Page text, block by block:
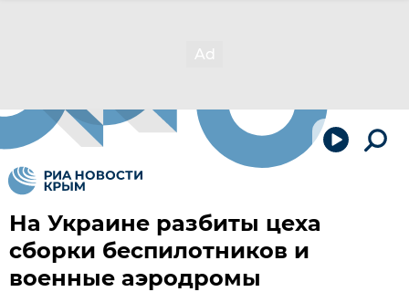
На Украине разбиты цеха
сборки беспилотников и
военные аэродромы